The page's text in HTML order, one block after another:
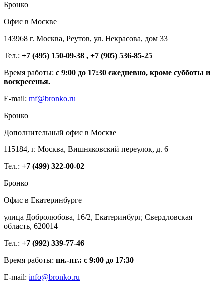
Бронко
Офис в Москве
143968 г. Москва, Реутов, ул. Некрасова, дом 33
Тел.: +7 (495) 150-09-38 , +7 (905) 536-85-25
Время работы: с 9:00 до 17:30 ежедневно, кроме субботы и
воскресенья.
E-mail: mf@bronko.ru
Бронко
Дополнительный офис в Москве
115184, г. Москва, Вишняковский переулок, д. 6
Тел.: +7 (499) 322-00-02
Бронко
Офис в Екатеринбурге
улица Добролюбова, 16/2, Екатеринбург, Свердловская
область, 620014
Тел.: +7 (992) 339-77-46
Время работы: пн.-пт.: с 9:00 до 17:30
E-mail: info@bronko.ru